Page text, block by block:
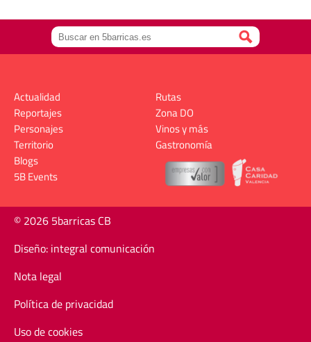
Actualidad
Reportajes
Personajes
Territorio
Rutas
Zona DO
Vinos y más
Gastronomía
Blogs
5B Events
© 2026 5barricas CB
Diseño: integral comunicación
Nota legal
Política de privacidad
Uso de cookies